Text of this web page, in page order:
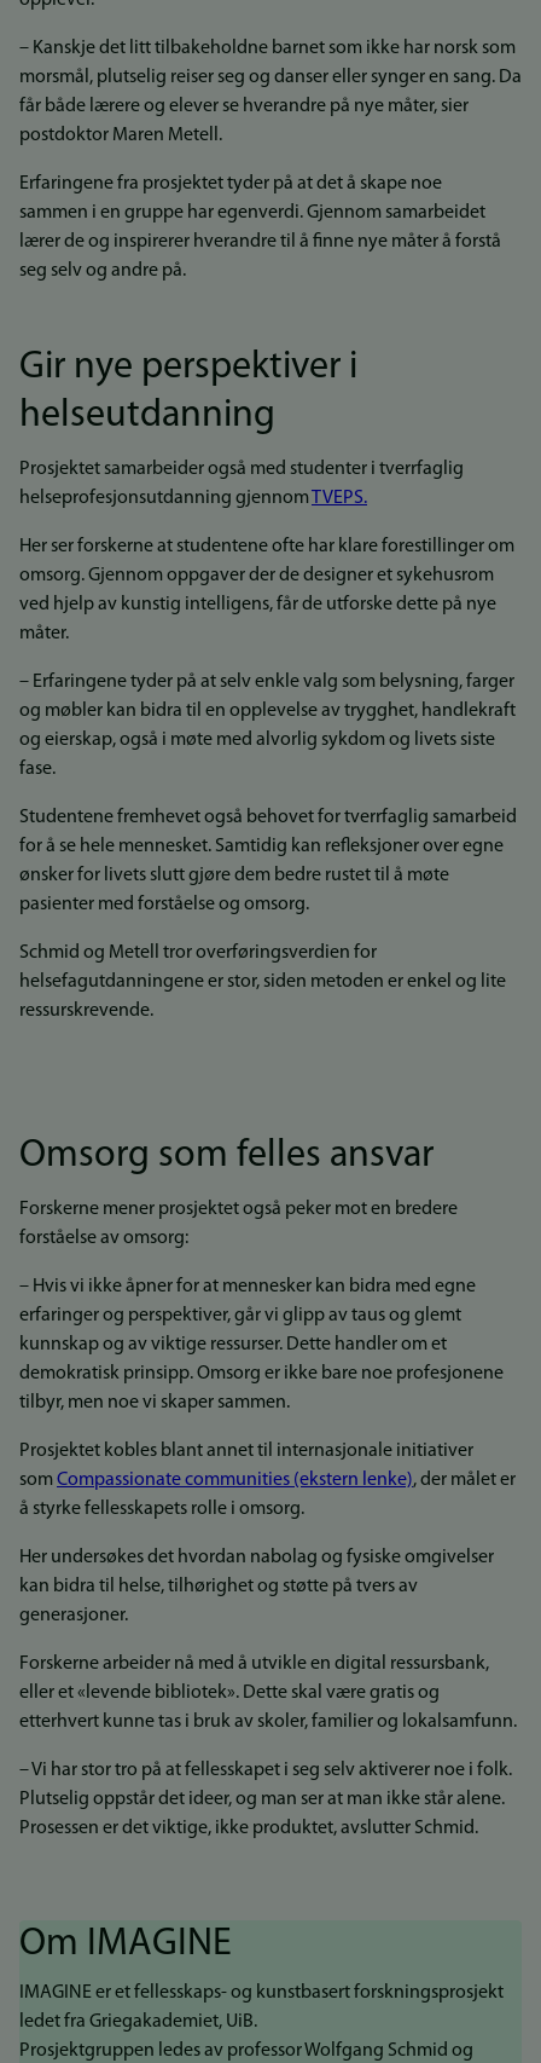
– Kanskje det litt tilbakeholdne barnet som ikke har norsk som
morsmål, plutselig reiser seg og danser eller synger en sang. Da
får både lærere og elever se hverandre på nye måter, sier
postdoktor Maren Metell.
Erfaringene fra prosjektet tyder på at det å skape noe
sammen i en gruppe har egenverdi. Gjennom samarbeidet
lærer de og inspirerer hverandre til å finne nye måter å forstå
seg selv og andre på.
Gir nye perspektiver i
helseutdanning
Prosjektet samarbeider også med studenter i tverrfaglig
helseprofesjonsutdanning gjennomTVEPS.
Her ser forskerne at studentene ofte har klare forestillinger om
omsorg. Gjennom oppgaver der de designer et sykehusrom
ved hjelp av kunstig intelligens, får de utforske dette på nye
måter.
– Erfaringene tyder på at selv enkle valg som belysning, farger
og møbler kan bidra til en opplevelse av trygghet, handlekraft
og eierskap, også i møte med alvorlig sykdom og livets siste
fase.
Studentene fremhevet også behovet for tverrfaglig samarbeid
for å se hele mennesket. Samtidig kan refleksjoner over egne
ønsker for livets slutt gjøre dem bedre rustet til å møte
pasienter med forståelse og omsorg.
Schmid og Metell tror overføringsverdien for
helsefagutdanningene er stor, siden metoden er enkel og lite
ressurskrevende.
Omsorg som felles ansvar
Forskerne mener prosjektet også peker mot en bredere
forståelse av omsorg:
– Hvis vi ikke åpner for at mennesker kan bidra med egne
erfaringer og perspektiver, går vi glipp av taus og glemt
kunnskap og av viktige ressurser. Dette handler om et
demokratisk prinsipp. Omsorg er ikke bare noe profesjonene
tilbyr, men noe vi skaper sammen.
Prosjektet kobles blant annet til internasjonale initiativer
somCompassionate communities (ekstern lenke), der målet er
å styrke fellesskapets rolle i omsorg.
Her undersøkes det hvordan nabolag og fysiske omgivelser
kan bidra til helse, tilhørighet og støtte på tvers av
generasjoner.
Forskerne arbeider nå med å utvikle en digital ressursbank,
eller et «levende bibliotek». Dette skal være gratis og
etterhvert kunne tas i bruk av skoler, familier og lokalsamfunn.
– Vi har stor tro på at fellesskapet i seg selv aktiverer noe i folk.
Plutselig oppstår det ideer, og man ser at man ikke står alene.
Prosessen er det viktige, ikke produktet, avslutter Schmid.
Om IMAGINE
IMAGINE er et fellesskaps- og kunstbasert forskningsprosjekt
ledet fra Griegakademiet, UiB.
Prosjektgruppen ledes av professor Wolfgang Schmid og